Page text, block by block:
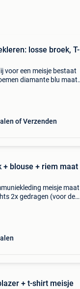
losse broek, T-
voor een meisje bestaat
diamante blu maat
of Verzenden
+ blouse + riem maat
meisje maat
2x gedragen (voor de
+ t-shirt meisje